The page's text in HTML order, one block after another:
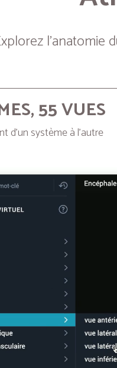
55 VUES
d’un système à l’autre